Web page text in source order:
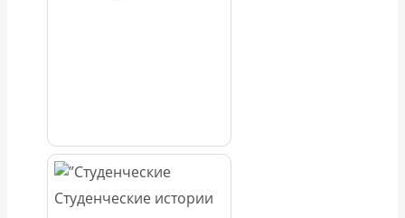
Студенческие истории